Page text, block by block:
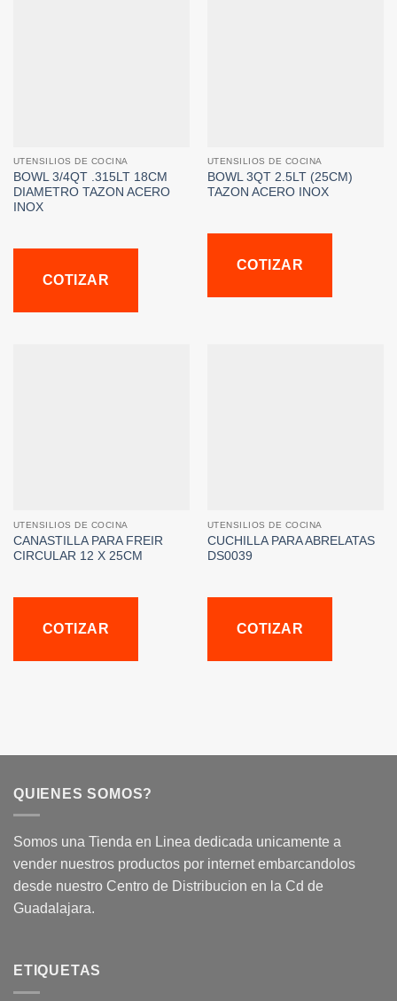
UTENSILIOS DE COCINA
BOWL 3/4QT .315LT 18CM
DIAMETRO TAZON ACERO
INOX
COTIZAR
UTENSILIOS DE COCINA
BOWL 3QT 2.5LT (25CM)
TAZON ACERO INOX
COTIZAR
UTENSILIOS DE COCINA
CANASTILLA PARA FREIR
CIRCULAR 12 X 25CM
COTIZAR
UTENSILIOS DE COCINA
CUCHILLA PARA ABRELATAS
DS0039
COTIZAR
QUIENES SOMOS?
Somos una Tienda en Linea dedicada unicamente a
vender nuestros productos por internet embarcandolos
desde nuestro Centro de Distribucion en la Cd de
Guadalajara.
ETIQUETAS